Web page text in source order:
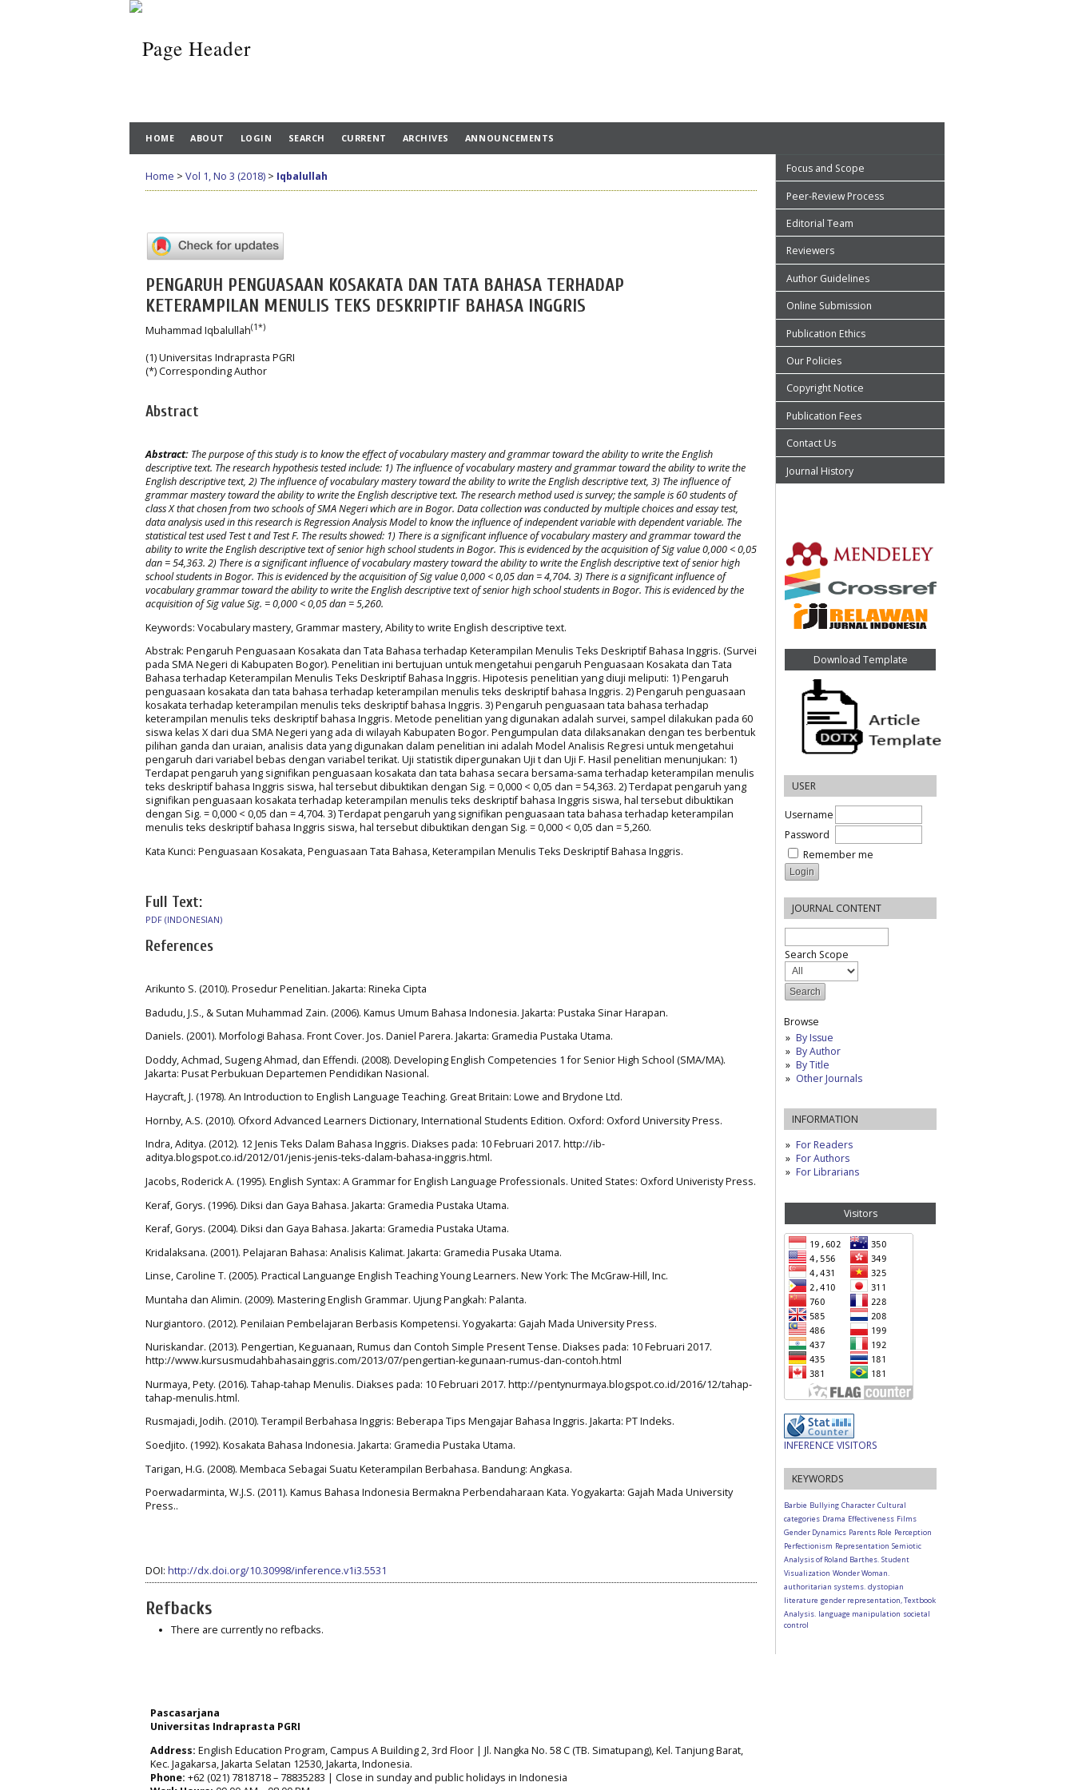
Focus and Scope
Peer-Review Process
Editorial Team
Reviewers
Author Guidelines
Online Submission
Publication Ethics
Our Policies
Copyright Notice
Publication Fees
Contact Us
Journal History
Download Template
USER
Username
Password
Remember me
JOURNAL CONTENT
Search Scope
Browse
By Issue
By Author
By Title
Other Journals
INFORMATION
For Readers
For Authors
For Librarians
Visitors
INFERENCE VISITORS
KEYWORDS
Barbie Bullying Character Cultural
categories Drama Effectiveness Films
Gender Dynamics Parents Role Perception
Perfectionism Representation Semiotic
Analysis of Roland Barthes. Student
Visualization Wonder Woman.
authoritarian systems. dystopian
literature gender representation, Textbook
Analysis. language manipulation societal
control
HOME ABOUT LOGIN SEARCH CURRENT ARCHIVES ANNOUNCEMENTS
Home > Vol 1, No 3 (2018) > Iqbalullah
PENGARUH PENGUASAAN KOSAKATA DAN TATA BAHASA TERHADAP
KETERAMPILAN MENULIS TEKS DESKRIPTIF BAHASA INGGRIS
Muhammad Iqbalullah(1*)
(1) Universitas Indraprasta PGRI
(*) Corresponding Author
Abstract
Abstract: The purpose of this study is to know the effect ofvocabulary mastery and grammar toward the ability to write theEnglish
descriptive text. The research hypothesis tested include: 1) The influence ofvocabulary mastery and grammar toward the ability to write the
Englishdescriptive text, 2) The influence of vocabulary mastery towardthe ability to write theEnglishdescriptive text, 3) The influence of
grammarmastery towardthe ability to write theEnglishdescriptive text. The research method used is survey; the sample is 60 students of
classXthat chosen from two schools ofSMANegeri which are inBogor. Data collection was conducted bymultiple choices and essaytest,
data analysis used in this research is Regression Analysis Model to know the influence of independent variable with dependent variable. The
statistical test used Test t and Test F. The results showed: 1) There is a significant influence ofvocabulary mastery and grammar toward the
ability to write theEnglishdescriptive textof senior high school students in Bogor. This is evidenced by the acquisition of Sig value0,000 < 0,05
dan = 54,363. 2) There is a significant influence ofvocabulary masterytoward the ability to write theEnglishdescriptive textof senior high
school students in Bogor. This is evidenced by the acquisition of Sig value0,000 < 0,05 dan = 4,704. 3) There is a significant influence of
vocabulary grammar toward the ability to write theEnglishdescriptive textof senior high school students in Bogor. This is evidenced by the
acquisition of Sig valueSig. = 0,000 < 0,05 dan = 5,260.
Keywords: Vocabulary mastery, Grammar mastery, Ability to write English descriptive text.
Abstrak: Pengaruh Penguasaan Kosakata dan Tata Bahasa terhadap Keterampilan Menulis Teks Deskriptif Bahasa Inggris. (Survei
pada SMA Negeri di Kabupaten Bogor). Penelitian ini bertujuan untuk mengetahui pengaruh Penguasaan Kosakata dan Tata
Bahasa terhadap Keterampilan Menulis Teks Deskriptif Bahasa Inggris. Hipotesis penelitian yang diuji meliputi: 1) Pengaruh
penguasaan kosakata dan tata bahasa terhadap keterampilan menulis teks deskriptif bahasa Inggris. 2) Pengaruh penguasaan
kosakata terhadap keterampilan menulis teks deskriptif bahasa Inggris. 3) Pengaruh penguasaan tata bahasa terhadap
keterampilan menulis teks deskriptif bahasa Inggris. Metode penelitian yang digunakan adalah survei, sampel dilakukan pada 60
siswa kelas X dari dua SMA Negeri yang ada di wilayah Kabupaten Bogor. Pengumpulan data dilaksanakan dengan tes berbentuk
pilihan ganda dan uraian, analisis data yang digunakan dalam penelitian ini adalah Model Analisis Regresi untuk mengetahui
pengaruh dari variabel bebas dengan variabel terikat. Uji statistik dipergunakan Uji t dan Uji F. Hasil penelitian menunjukan: 1)
Terdapat pengaruh yang signifikan penguasaan kosakata dan tata bahasa secara bersama-sama terhadap keterampilan menulis
teks deskriptif bahasa Inggris siswa, hal tersebut dibuktikan dengan Sig. = 0,000 < 0,05 dan = 54,363. 2) Terdapat pengaruh yang
signifikan penguasaan kosakata terhadap keterampilan menulis teks deskriptif bahasa Inggris siswa, hal tersebut dibuktikan
dengan Sig. = 0,000 < 0,05 dan = 4,704. 3) Terdapat pengaruh yang signifikan penguasaan tata bahasa terhadap keterampilan
menulis teks deskriptif bahasa Inggris siswa, hal tersebut dibuktikan dengan Sig. = 0,000 < 0,05 dan = 5,260.
Kata Kunci: Penguasaan Kosakata, Penguasaan Tata Bahasa, Keterampilan Menulis Teks Deskriptif Bahasa Inggris.
Full Text:
PDF (INDONESIAN)
References
Arikunto S. (2010). Prosedur Penelitian. Jakarta: Rineka Cipta
Badudu, J.S., & Sutan Muhammad Zain. (2006). Kamus Umum Bahasa Indonesia. Jakarta: Pustaka Sinar Harapan.
Daniels. (2001). Morfologi Bahasa. Front Cover. Jos. Daniel Parera. Jakarta: Gramedia Pustaka Utama.
Doddy, Achmad, Sugeng Ahmad, dan Effendi. (2008). Developing English Competencies 1 for Senior High School (SMA/MA).
Jakarta: Pusat Perbukuan Departemen Pendidikan Nasional.
Haycraft, J. (1978). An Introduction to English Language Teaching. Great Britain: Lowe and Brydone Ltd.
Hornby, A.S. (2010). Ofxord Advanced Learners Dictionary, International Students Edition. Oxford: Oxford University Press.
Indra, Aditya. (2012). 12 Jenis Teks Dalam Bahasa Inggris. Diakses pada: 10 Februari 2017. http://ib-
aditya.blogspot.co.id/2012/01/jenis-jenis-teks-dalam-bahasa-inggris.html.
Jacobs, Roderick A. (1995). English Syntax: A Grammar for English Language Professionals. United States: Oxford Univeristy Press.
Keraf, Gorys. (1996). Diksi dan Gaya Bahasa. Jakarta: Gramedia Pustaka Utama.
Keraf, Gorys. (2004). Diksi dan Gaya Bahasa. Jakarta: Gramedia Pustaka Utama.
Kridalaksana. (2001). Pelajaran Bahasa: Analisis Kalimat. Jakarta: Gramedia Pusaka Utama.
Linse, Caroline T. (2005). Practical Languange English Teaching Young Learners. New York: The McGraw-Hill, Inc.
Muntaha dan Alimin. (2009). Mastering English Grammar. Ujung Pangkah: Palanta.
Nurgiantoro. (2012). Penilaian Pembelajaran Berbasis Kompetensi. Yogyakarta: Gajah Mada University Press.
Nuriskandar. (2013). Pengertian, Keguanaan, Rumus dan Contoh Simple Present Tense. Diakses pada: 10 Februari 2017.
http://www.kursusmudahbahasainggris.com/2013/07/pengertian-kegunaan-rumus-dan-contoh.html
Nurmaya, Pety. (2016). Tahap-tahap Menulis. Diakses pada: 10 Februari 2017. http://pentynurmaya.blogspot.co.id/2016/12/tahap-
tahap-menulis.html.
Rusmajadi, Jodih. (2010). Terampil Berbahasa Inggris: Beberapa Tips Mengajar Bahasa Inggris. Jakarta: PT Indeks.
Soedjito. (1992). Kosakata Bahasa Indonesia. Jakarta: Gramedia Pustaka Utama.
Tarigan, H.G. (2008). Membaca Sebagai Suatu Keterampilan Berbahasa. Bandung: Angkasa.
Poerwadarminta, W.J.S. (2011). Kamus Bahasa Indonesia Bermakna Perbendaharaan Kata. Yogyakarta: Gajah Mada University
Press..
DOI: http://dx.doi.org/10.30998/inference.v1i3.5531
Refbacks
There are currently no refbacks.
Pascasarjana
Universitas Indraprasta PGRI
Address: English Education Program, Campus A Building 2, 3rd Floor | Jl. Nangka No. 58 C (TB. Simatupang), Kel. Tanjung Barat,
Kec. Jagakarsa, Jakarta Selatan 12530, Jakarta, Indonesia.
Phone: +62 (021) 7818718 – 78835283 | Close in sunday and public holidays in Indonesia